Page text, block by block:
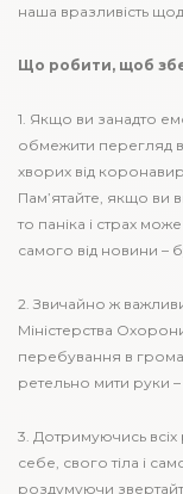
наша вразливість
Що робити, щоб
1. Якщо ви занадто
обмежити перегляд
хворих від
Пам’ятайте, якщо ви
то паніка і страх
самого від новини –
2. Звичайно ж
Міністерства
перебування в
ретельно мити руки
3. Дотримуючись
себе, свого тіла і
роздумуючи